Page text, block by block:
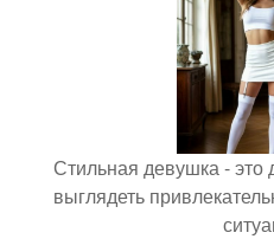
Стильная девушка - это
выглядеть